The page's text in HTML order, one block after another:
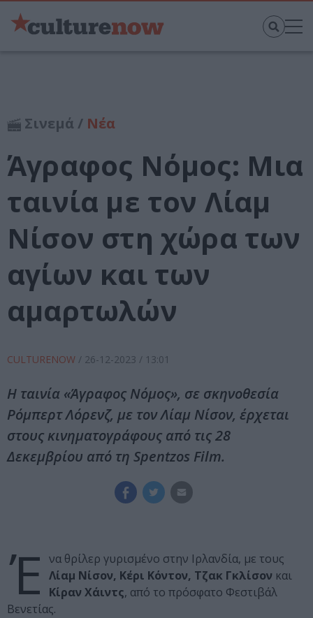
Σινεμά / Νέα
Άγραφος Νόμος: Μια
ταινία με τον Λίαμ
Νίσον στη χώρα των
αγίων και των
αμαρτωλών
CULTURENOW / 26-12-2023 / 13:01
Η ταινία «Άγραφος Νόμος», σε σκηνοθεσία
Ρόμπερτ Λόρενζ, με τον Λίαμ Νίσον, έρχεται
στους κινηματογράφους από τις 28
Δεκεμβρίου από τη Spentzos Film.
Έ να θρίλερ γυρισμένο στην Ιρλανδία, με τους
Λίαμ Νίσον, Κέρι Κόντον, Τζακ Γκλίσον και
Κίραν Χάιντς, από το πρόσφατο Φεστιβάλ
Βενετίας.